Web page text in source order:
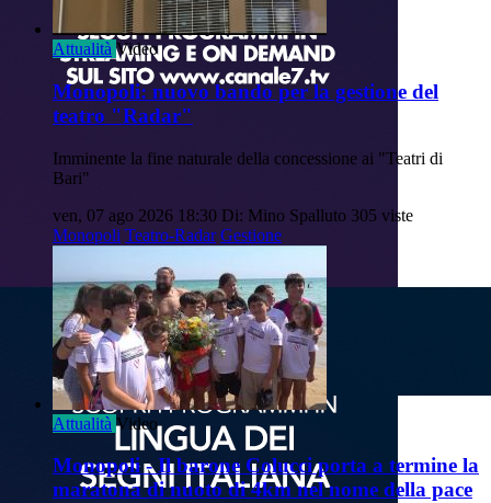
Attualità Video
Monopoli: nuovo bando per la gestione del
teatro "Radar"
Imminente la fine naturale della concessione ai "Teatri di
Bari"
ven, 07 ago 2026 18:30 Di: Mino Spalluto 305 viste
Monopoli Teatro-Radar Gestione
Attualità Video
Monopoli - Il barone Colucci porta a termine la
maratona di nuoto di 4km nel nome della pace